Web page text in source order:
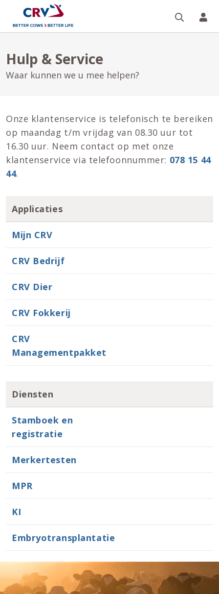
Hulp & Service
Waar kunnen we u mee helpen?
Onze klantenservice is telefonisch te bereiken
op maandag t/m vrijdag van 08.30 uur tot
16.30 uur. Neem contact op met onze
klantenservice via telefoonnummer: 078 15 44
44.
Applicaties
Mijn CRV
CRV Bedrijf
CRV Dier
CRV Fokkerij
CRV
Managementpakket
Diensten
Stamboek en
registratie
Merkertesten
MPR
KI
Embryotransplantatie